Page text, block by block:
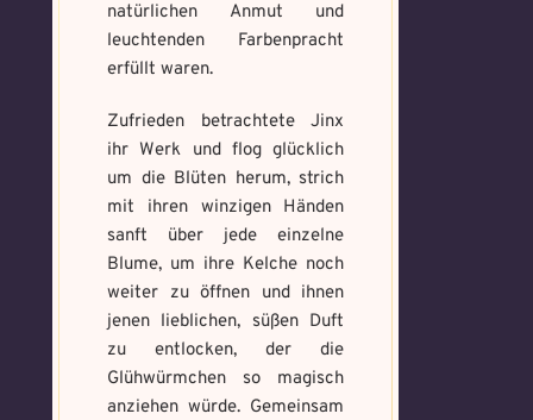
natürlichen Anmut und
leuchtenden Farbenpracht
erfüllt waren.
Zufrieden betrachtete Jinx
ihr Werk und flog glücklich
um die Blüten herum, strich
mit ihren winzigen Händen
sanft über jede einzelne
Blume, um ihre Kelche noch
weiter zu öffnen und ihnen
jenen lieblichen, süßen Duft
zu entlocken, der die
Glühwürmchen so magisch
anziehen würde. Gemeinsam